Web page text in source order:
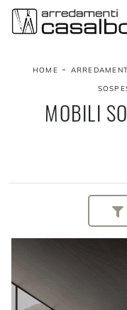
HOME -
MOBILI